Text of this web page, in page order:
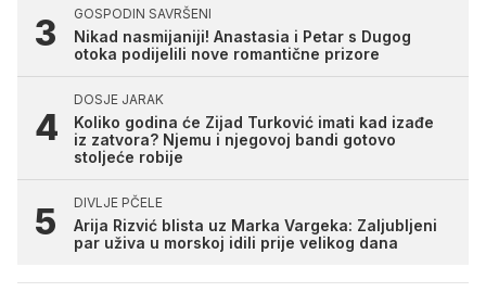
GOSPODIN SAVRŠENI
Nikad nasmijaniji! Anastasia i Petar s Dugog
otoka podijelili nove romantične prizore
DOSJE JARAK
Koliko godina će Zijad Turković imati kad izađe
iz zatvora? Njemu i njegovoj bandi gotovo
stoljeće robije
DIVLJE PČELE
Arija Rizvić blista uz Marka Vargeka: Zaljubljeni
par uživa u morskoj idili prije velikog dana